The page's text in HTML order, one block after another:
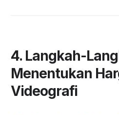
4. Langkah-
Menentukan
Videografi